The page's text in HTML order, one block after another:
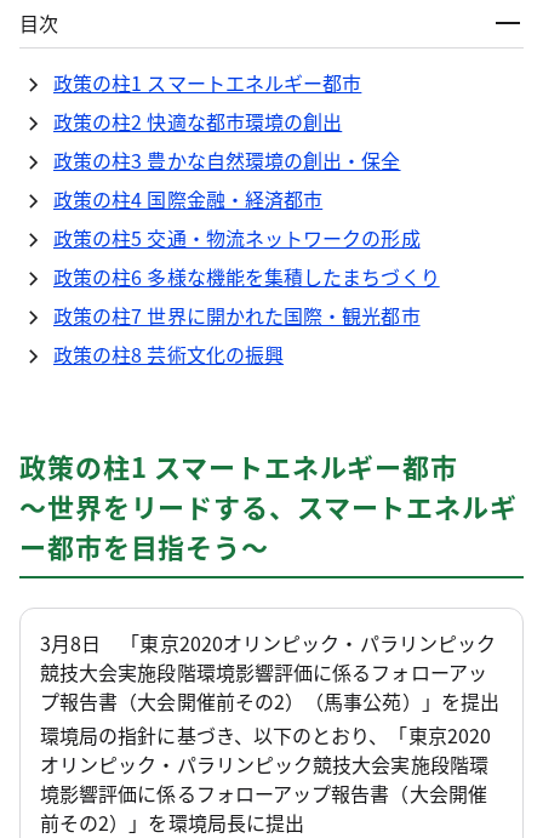
目次
政策の柱1 スマートエネルギー都市
政策の柱2 快適な都市環境の創出
政策の柱3 豊かな自然環境の創出・保全
政策の柱4 国際金融・経済都市
政策の柱5 交通・物流ネットワークの形成
政策の柱6 多様な機能を集積したまちづくり
政策の柱7 世界に開かれた国際・観光都市
政策の柱8 芸術文化の振興
政策の柱1 スマートエネルギー都市
～世界をリードする、スマートエネルギ
ー都市を目指そう～
3月8日 「東京2020オリンピック・パラリンピック
競技大会実施段階環境影響評価に係るフォローアッ
プ報告書（大会開催前その2）（馬事公苑）」を提出
環境局の指針に基づき、以下のとおり、「東京2020
オリンピック・パラリンピック競技大会実施段階環
境影響評価に係るフォローアップ報告書（大会開催
前その2）」を環境局長に提出